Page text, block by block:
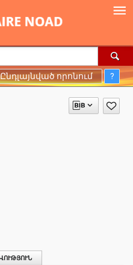
Ընդլայնված որոնում ?